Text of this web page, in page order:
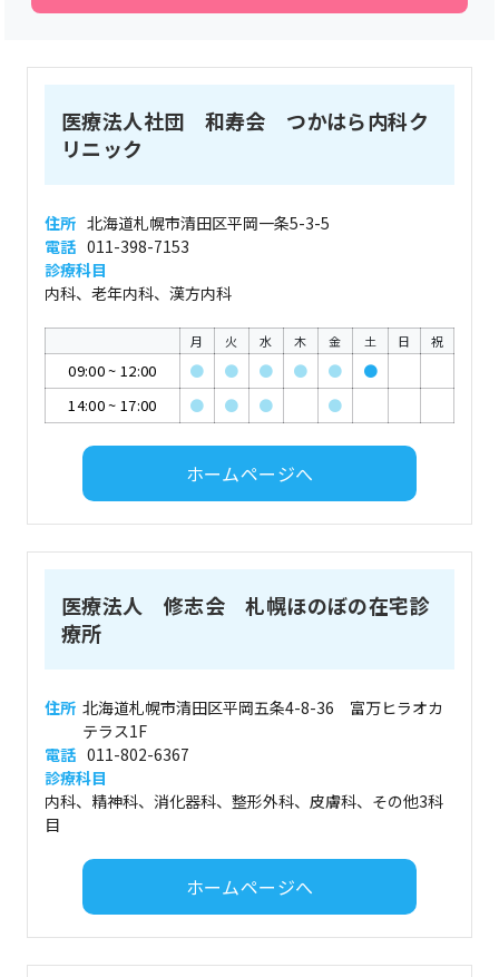
医療法人社団 和寿会 つかはら内科ク
リニック
住所 北海道札幌市清田区平岡一条5-3-5
電話 011-398-7153
診療科目
内科、老年内科、漢方内科
月 火 水 木 金 土 日 祝
09:00~ 12:00 ● ● ● ● ●
●
14:00~ 17:00 ● ● ● ●
ホームページへ
医療法人 修志会 札幌ほのぼの在宅診
療所
住所 北海道札幌市清田区平岡五条4-8-36 富万ヒラオカ
テラス1F
電話 011-802-6367
診療科目
内科、精神科、消化器科、整形外科、皮膚科、その他3科
目
ホームページへ